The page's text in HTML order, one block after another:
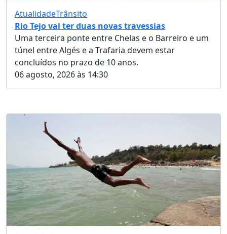
AtualidadeTrânsito
Rio Tejo vai ter duas novas travessias
Uma terceira ponte entre Chelas e o Barreiro e um
túnel entre Algés e a Trafaria devem estar
concluídos no prazo de 10 anos.
06 agosto, 2026 às 14:30